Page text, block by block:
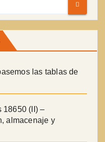
las tablas de
18650 (II) –
almacenaje y